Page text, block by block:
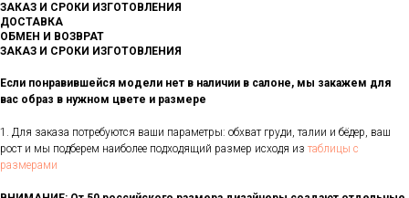
ЗАКАЗ И СРОКИ ИЗГОТОВЛЕНИЯ
ДОСТАВКА
ОБМЕН И ВОЗВРАТ
ЗАКАЗ И СРОКИ ИЗГОТОВЛЕНИЯ
Если понравившейся модели нет в наличии в салоне, мы закажем для
вас образ в нужном цвете и размере
1. Для заказа потребуются ваши параметры: обхват груди, талии и бёдер, ваш
рост и мы подберем наиболее подходящий размер исходя из таблицы с
размерами